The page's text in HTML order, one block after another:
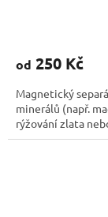
od 250 Kč
Magnetický
minerálů (např.
rýžování zlata